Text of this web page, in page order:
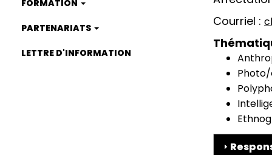
FORMATION
PARTENARIATS
LETTRE D'INFORMATION
Courriel